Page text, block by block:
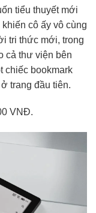
tiểu thuyết mới
cô ấy vô cùng
tri thức mới, trong
cả thư viện bên
chiếc bookmark
trang đầu tiên.
VNĐ.